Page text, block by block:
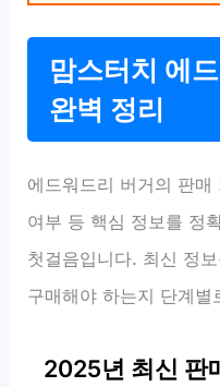
맘스터치 에
완벽 정리
에드워드리 버거의 판
여부 등 핵심 정보를 정
첫걸음입니다. 최신 정
구매해야 하는지 단계별
2025년 최신 판